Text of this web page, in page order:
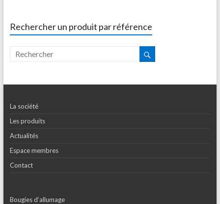
Rechercher un produit par référence
La société
Les produits
Actualités
Espace membres
Contact
Bougies d’allumage